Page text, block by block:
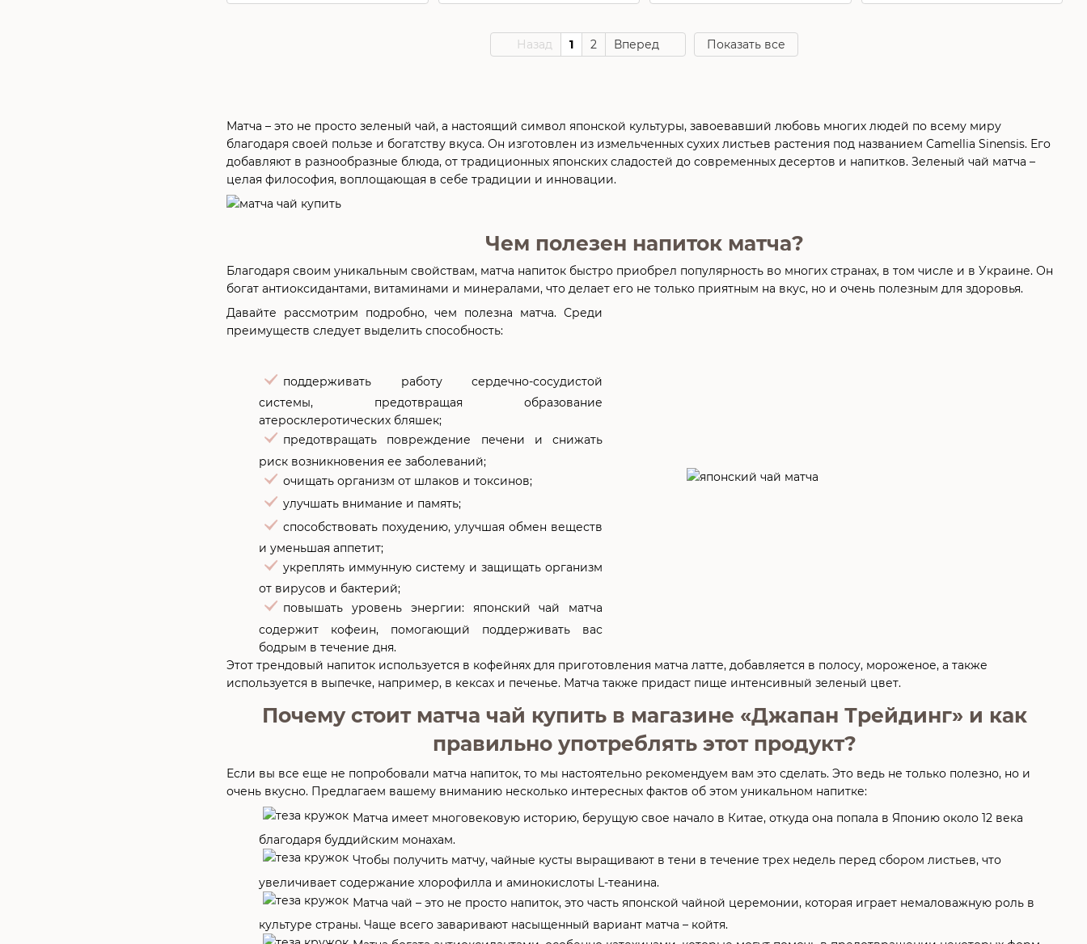
Матча – это не просто зеленый чай, а настоящий символ японской культуры, завоевавший любовь многих людей по всему миру
благодаря своей пользе и богатству вкуса. Он изготовлен из измельченных сухих листьев растения под названием Camellia Sinensis. Его
добавляют в разнообразные блюда, от традиционных японских сладостей до современных десертов и напитков. Зеленый чай матча –
целая философия, воплощающая в себе традиции и инновации.
Чем полезен напиток матча?
Благодаря своим уникальным свойствам, матча напиток быстро приобрел популярность во многих странах, в том числе и в Украине. Он
богат антиоксидантами, витаминами и минералами, что делает его не только приятным на вкус, но и очень полезным для здоровья.
Давайте рассмотрим подробно, чем полезна матча. Среди
преимуществ следует выделить способность:
поддерживать работу сердечно-сосудистой
системы, предотвращая образование
атеросклеротических бляшек;
предотвращать повреждение печени и снижать
риск возникновения ее заболеваний;
очищать организм от шлаков и токсинов;
улучшать внимание и память;
способствовать похудению, улучшая обмен веществ
и уменьшая аппетит;
укреплять иммунную систему и защищать организм
от вирусов и бактерий;
повышать уровень энергии: японский чай матча
содержит кофеин, помогающий поддерживать вас
бодрым в течение дня.
Этот трендовый напиток используется в кофейнях для приготовления матча латте, добавляется в полосу, мороженое, а также
используется в выпечке, например, в кексах и печенье. Матча также придаст пище интенсивный зеленый цвет.
Почему стоит матча чай купить в магазине «Джапан Трейдинг» и как
правильно употреблять этот продукт?
Если вы все еще не попробовали матча напиток, то мы настоятельно рекомендуем вам это сделать. Это ведь не только полезно, но и
очень вкусно. Предлагаем вашему вниманию несколько интересных фактов об этом уникальном напитке:
Матча имеет многовековую историю, берущую свое начало в Китае, откуда она попала в Японию около 12 века
благодаря буддийским монахам.
Чтобы получить матчу, чайные кусты выращивают в тени в течение трех недель перед сбором листьев, что
увеличивает содержание хлорофилла и аминокислоты L-теанина.
Матча чай – это не просто напиток, это часть японской чайной церемонии, которая играет немаловажную роль в
культуре страны. Чаще всего заваривают насыщенный вариант матча – койтя.
Назад 1 2 Вперед Показать все